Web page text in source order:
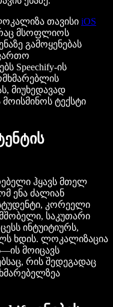
თავისი iOS
რაც მსოფლიოს
გამოყენებას
Speechify-ის
მიუხედავად
ტექსტი
ჰყავს მთელ
ენა ძალიან
კორეელი
საკუთარი
ინტუიტიურს,
ხდის. ლოკალიზაცია
მოიცავს
რის შედეგადაც